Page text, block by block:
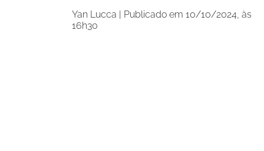
Yan Lucca | Publicado em 10/10/2024, às
16h30